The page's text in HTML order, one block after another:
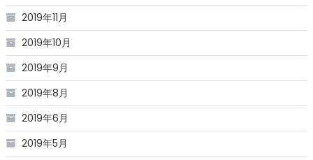
2019年11月
2019年10月
2019年9月
2019年8月
2019年6月
2019年5月